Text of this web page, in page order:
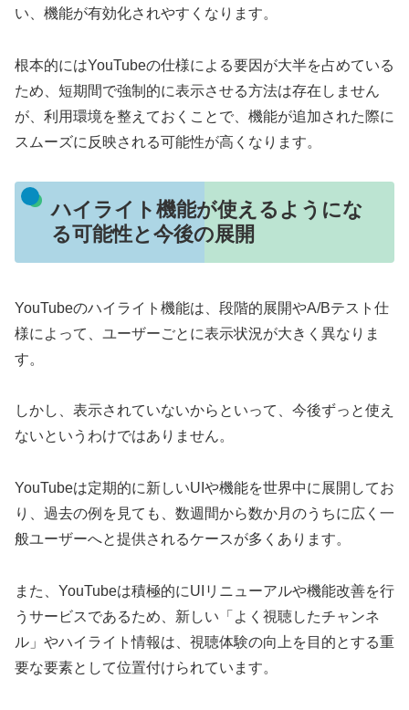
い、機能が有効化されやすくなります。
根本的にはYouTubeの仕様による要因が大半を占めている
ため、短期間で強制的に表示させる方法は存在しません
が、利用環境を整えておくことで、機能が追加された際に
スムーズに反映される可能性が高くなります。
ハイライト機能が使えるようにな
る可能性と今後の展開
YouTubeのハイライト機能は、段階的展開やA/Bテスト仕
様によって、ユーザーごとに表示状況が大きく異なりま
す。
しかし、表示されていないからといって、今後ずっと使え
ないというわけではありません。
YouTubeは定期的に新しいUIや機能を世界中に展開してお
り、過去の例を見ても、数週間から数か月のうちに広く一
般ユーザーへと提供されるケースが多くあります。
また、YouTubeは積極的にUIリニューアルや機能改善を行
うサービスであるため、新しい「よく視聴したチャンネ
ル」やハイライト情報は、視聴体験の向上を目的とする重
要な要素として位置付けられています。